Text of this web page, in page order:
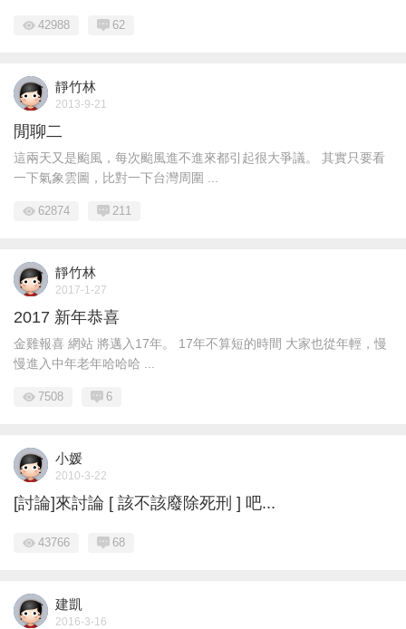
42988 62
靜竹林
2013-9-21
閒聊二
這兩天又是颱風，每次颱風進不進來都引起很大爭議。 其實只要看
一下氣象雲圖，比對一下台灣周圍 ...
62874 211
靜竹林
2017-1-27
2017 新年恭喜
金雞報喜 網站 將邁入17年。 17年不算短的時間 大家也從年輕，慢
慢進入中年老年哈哈哈 ...
7508 6
小媛
2010-3-22
[討論]來討論 [ 該不該廢除死刑 ] 吧...
43766 68
建凱
2016-3-16